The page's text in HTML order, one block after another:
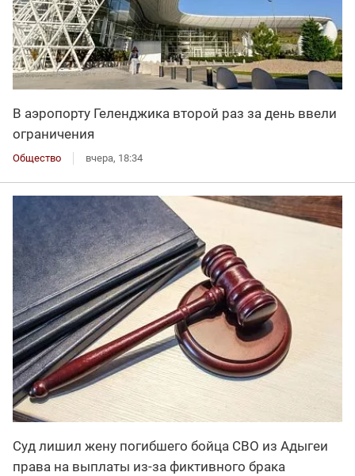
В аэропорту Геленджика второй раз за день ввели
ограничения
Общество вчера, 18:34
Суд лишил жену погибшего бойца СВО из Адыгеи
права на выплаты из-за фиктивного брака